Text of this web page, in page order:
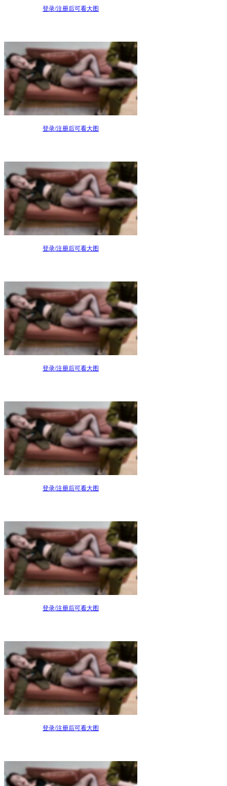
登录/注册后可看大图
登录/注册后可看大图
登录/注册后可看大图
登录/注册后可看大图
登录/注册后可看大图
登录/注册后可看大图
登录/注册后可看大图